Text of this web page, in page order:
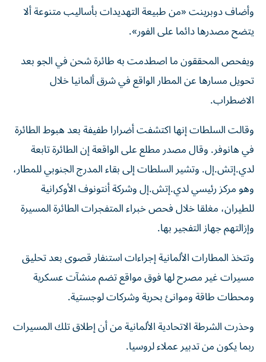
وأضاف دوبرينت «من طبيعة التهديدات بأساليب متنوعة ألا
يتضح مصدرها دائما على الفور».
ويفحص المحققون ما اصطدمت به طائرة ​شحن في ‌الجو بعد
تحويل مسارها عن المطار الواقع في شرق ألمانيا ‌خلال
الاضطراب.
وقالت السلطات إنها اكتشفت أضرارا طفيفة بعد هبوط الطائرة
في هانوفر. وقال مصدر مطلع على الواقعة إن الطائرة تابعة
لدي.إتش.إل. وتشير السلطات إلى بقاء ‌المدرج الجنوبي ‌للمطار،
وهو مركز رئيسي لدي.إتش.إل وشركة ⁠أنتونوف الأوكرانية
للطيران، مغلقا خلال فحص خبراء المتفجرات الطائرة ‌المسيرة
وإزالتهم جهاز التفجير بها.
وتتخذ المطارات الألمانية إجراءات استنفار قصوى بعد تحليق
مسيرات غير مصرح لها فوق مواقع تضم ⁠منشآت عسكرية
ومحطات طاقة وموانئ بحرية وشركات لوجستية.
وحذرت الشرطة ​الاتحادية الألمانية من أن إطلاق تلك المسيرات
ربما يكون من تدبير عملاء لروسيا.